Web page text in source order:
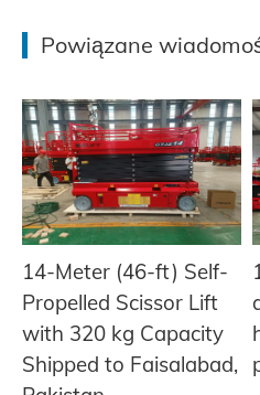
Powiązane
14-Meter (46-ft) Self-
Propelled Scissor Lift
with 320 kg Capacity
Shipped to Faisalabad,